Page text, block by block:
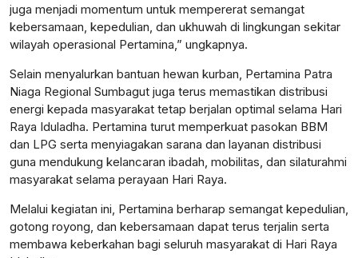
juga menjadi momentum untuk mempererat semangat
kebersamaan, kepedulian, dan ukhuwah di lingkungan sekitar
wilayah operasional Pertamina,” ungkapnya.
Selain menyalurkan bantuan hewan kurban, Pertamina Patra
Niaga Regional Sumbagut juga terus memastikan distribusi
energi kepada masyarakat tetap berjalan optimal selama Hari
Raya Iduladha. Pertamina turut memperkuat pasokan BBM
dan LPG serta menyiagakan sarana dan layanan distribusi
guna mendukung kelancaran ibadah, mobilitas, dan silaturahmi
masyarakat selama perayaan Hari Raya.
Melalui kegiatan ini, Pertamina berharap semangat kepedulian,
gotong royong, dan kebersamaan dapat terus terjalin serta
membawa keberkahan bagi seluruh masyarakat di Hari Raya